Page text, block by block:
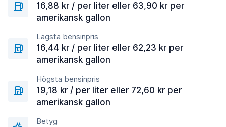
16,88 kr / per liter eller 63,90 kr per
amerikansk gallon
Lägsta bensinpris
16,44 kr / per liter eller 62,23 kr per
amerikansk gallon
Högsta bensinpris
19,18 kr / per liter eller 72,60 kr per
amerikansk gallon
Betyg